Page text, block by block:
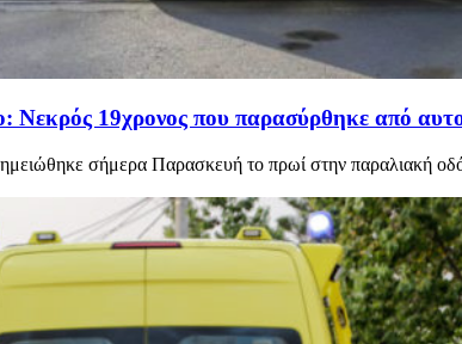
Νεκρός 19χρονος που παρασύρθηκε από
σήμερα Παρασκευή το πρωί στην παραλιακή